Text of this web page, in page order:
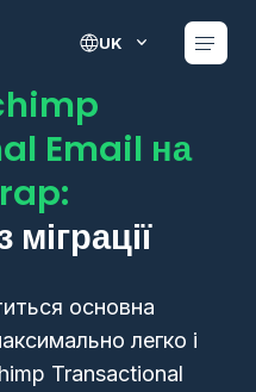
UK
Email на
основна
легко і
Transactional